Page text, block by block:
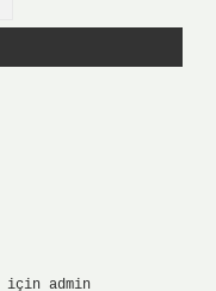
için admin